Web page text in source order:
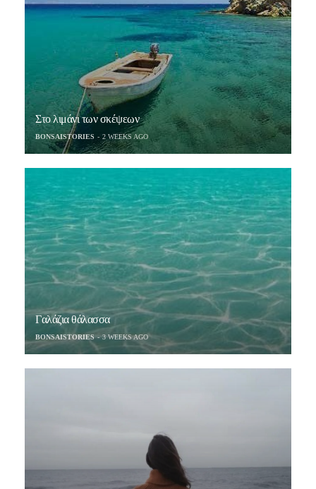
Στο λιμάνι των σκέψεων
BONSAISTORIES 2 WEEKS AGO
Γαλάζια θάλασσα
BONSAISTORIES 3 WEEKS AGO